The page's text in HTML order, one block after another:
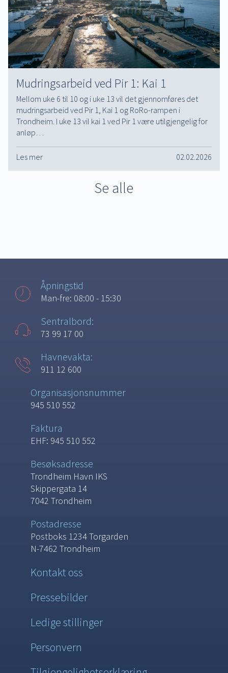
Mudringsarbeid ved Pir 1: Kai 1
Mellom uke 6 til 10 og i uke 13 vil det gjennomføres det
mudringsarbeid ved Pir 1, Kai 1 og RoRo-rampen i
Trondheim. I uke 13 vil kai 1 ved Pir 1 være utilgjengelig for
anløp…
Les mer 02.02.2026
Se alle
Åpningstid
Man-fre: 08:00 - 15:30
Sentralbord:
73 99 17 00
Havnevakta:
911 12 600
Organisasjonsnummer
945 510 552
Faktura
EHF: 945 510 552
Besøksadresse
Trondheim Havn IKS
Skippergata 14
7042 Trondheim
Postadresse
Postboks 1234 Torgarden
N-7462 Trondheim
Kontakt oss
Pressebilder
Ledige stillinger
Personvern